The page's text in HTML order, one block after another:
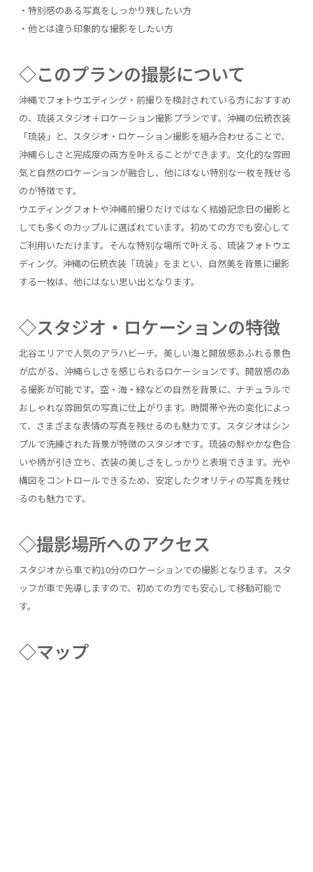
・特別感のある写真をしっかり残したい方
・他とは違う印象的な撮影をしたい方
◇このプランの撮影について
沖縄でフォトウエディング・前撮りを検討されている方におすすめ
の、琉装スタジオ＋ロケーション撮影プランです。沖縄の伝統衣装
「琉装」と、スタジオ・ロケーション撮影を組み合わせることで、
沖縄らしさと完成度の両方を叶えることができます。文化的な雰囲
気と自然のロケーションが融合し、他にはない特別な一枚を残せる
のが特徴です。
ウエディングフォトや沖縄前撮りだけではなく結婚記念日の撮影と
しても多くのカップルに選ばれています。初めての方でも安心して
ご利用いただけます。そんな特別な場所で叶える、琉装フォトウエ
ディング。沖縄の伝統衣装「琉装」をまとい、自然美を背景に撮影
する一枚は、他にはない思い出となります。
◇スタジオ・ロケーションの特徴
北谷エリアで人気のアラハビーチ。美しい海と開放感あふれる景色
が広がる、沖縄らしさを感じられるロケーションです。開放感のあ
る撮影が可能です。空・海・緑などの自然を背景に、ナチュラルで
おしゃれな雰囲気の写真に仕上がります。時間帯や光の変化によっ
て、さまざまな表情の写真を残せるのも魅力です。スタジオはシン
プルで洗練された背景が特徴のスタジオです。琉装の鮮やかな色合
いや柄が引き立ち、衣装の美しさをしっかりと表現できます。光や
構図をコントロールできるため、安定したクオリティの写真を残せ
るのも魅力です。
◇撮影場所へのアクセス
スタジオから車で約10分のロケーションでの撮影となります。スタ
ッフが車で先導しますので、初めての方でも安心して移動可能で
す。
◇マップ